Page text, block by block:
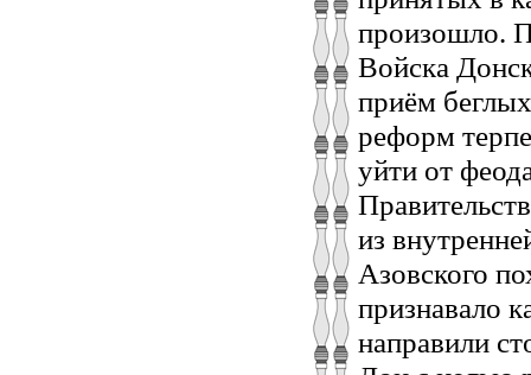
произошло.
Войска
приём
реформ
уйти от
из
Азовского
признавало
направили